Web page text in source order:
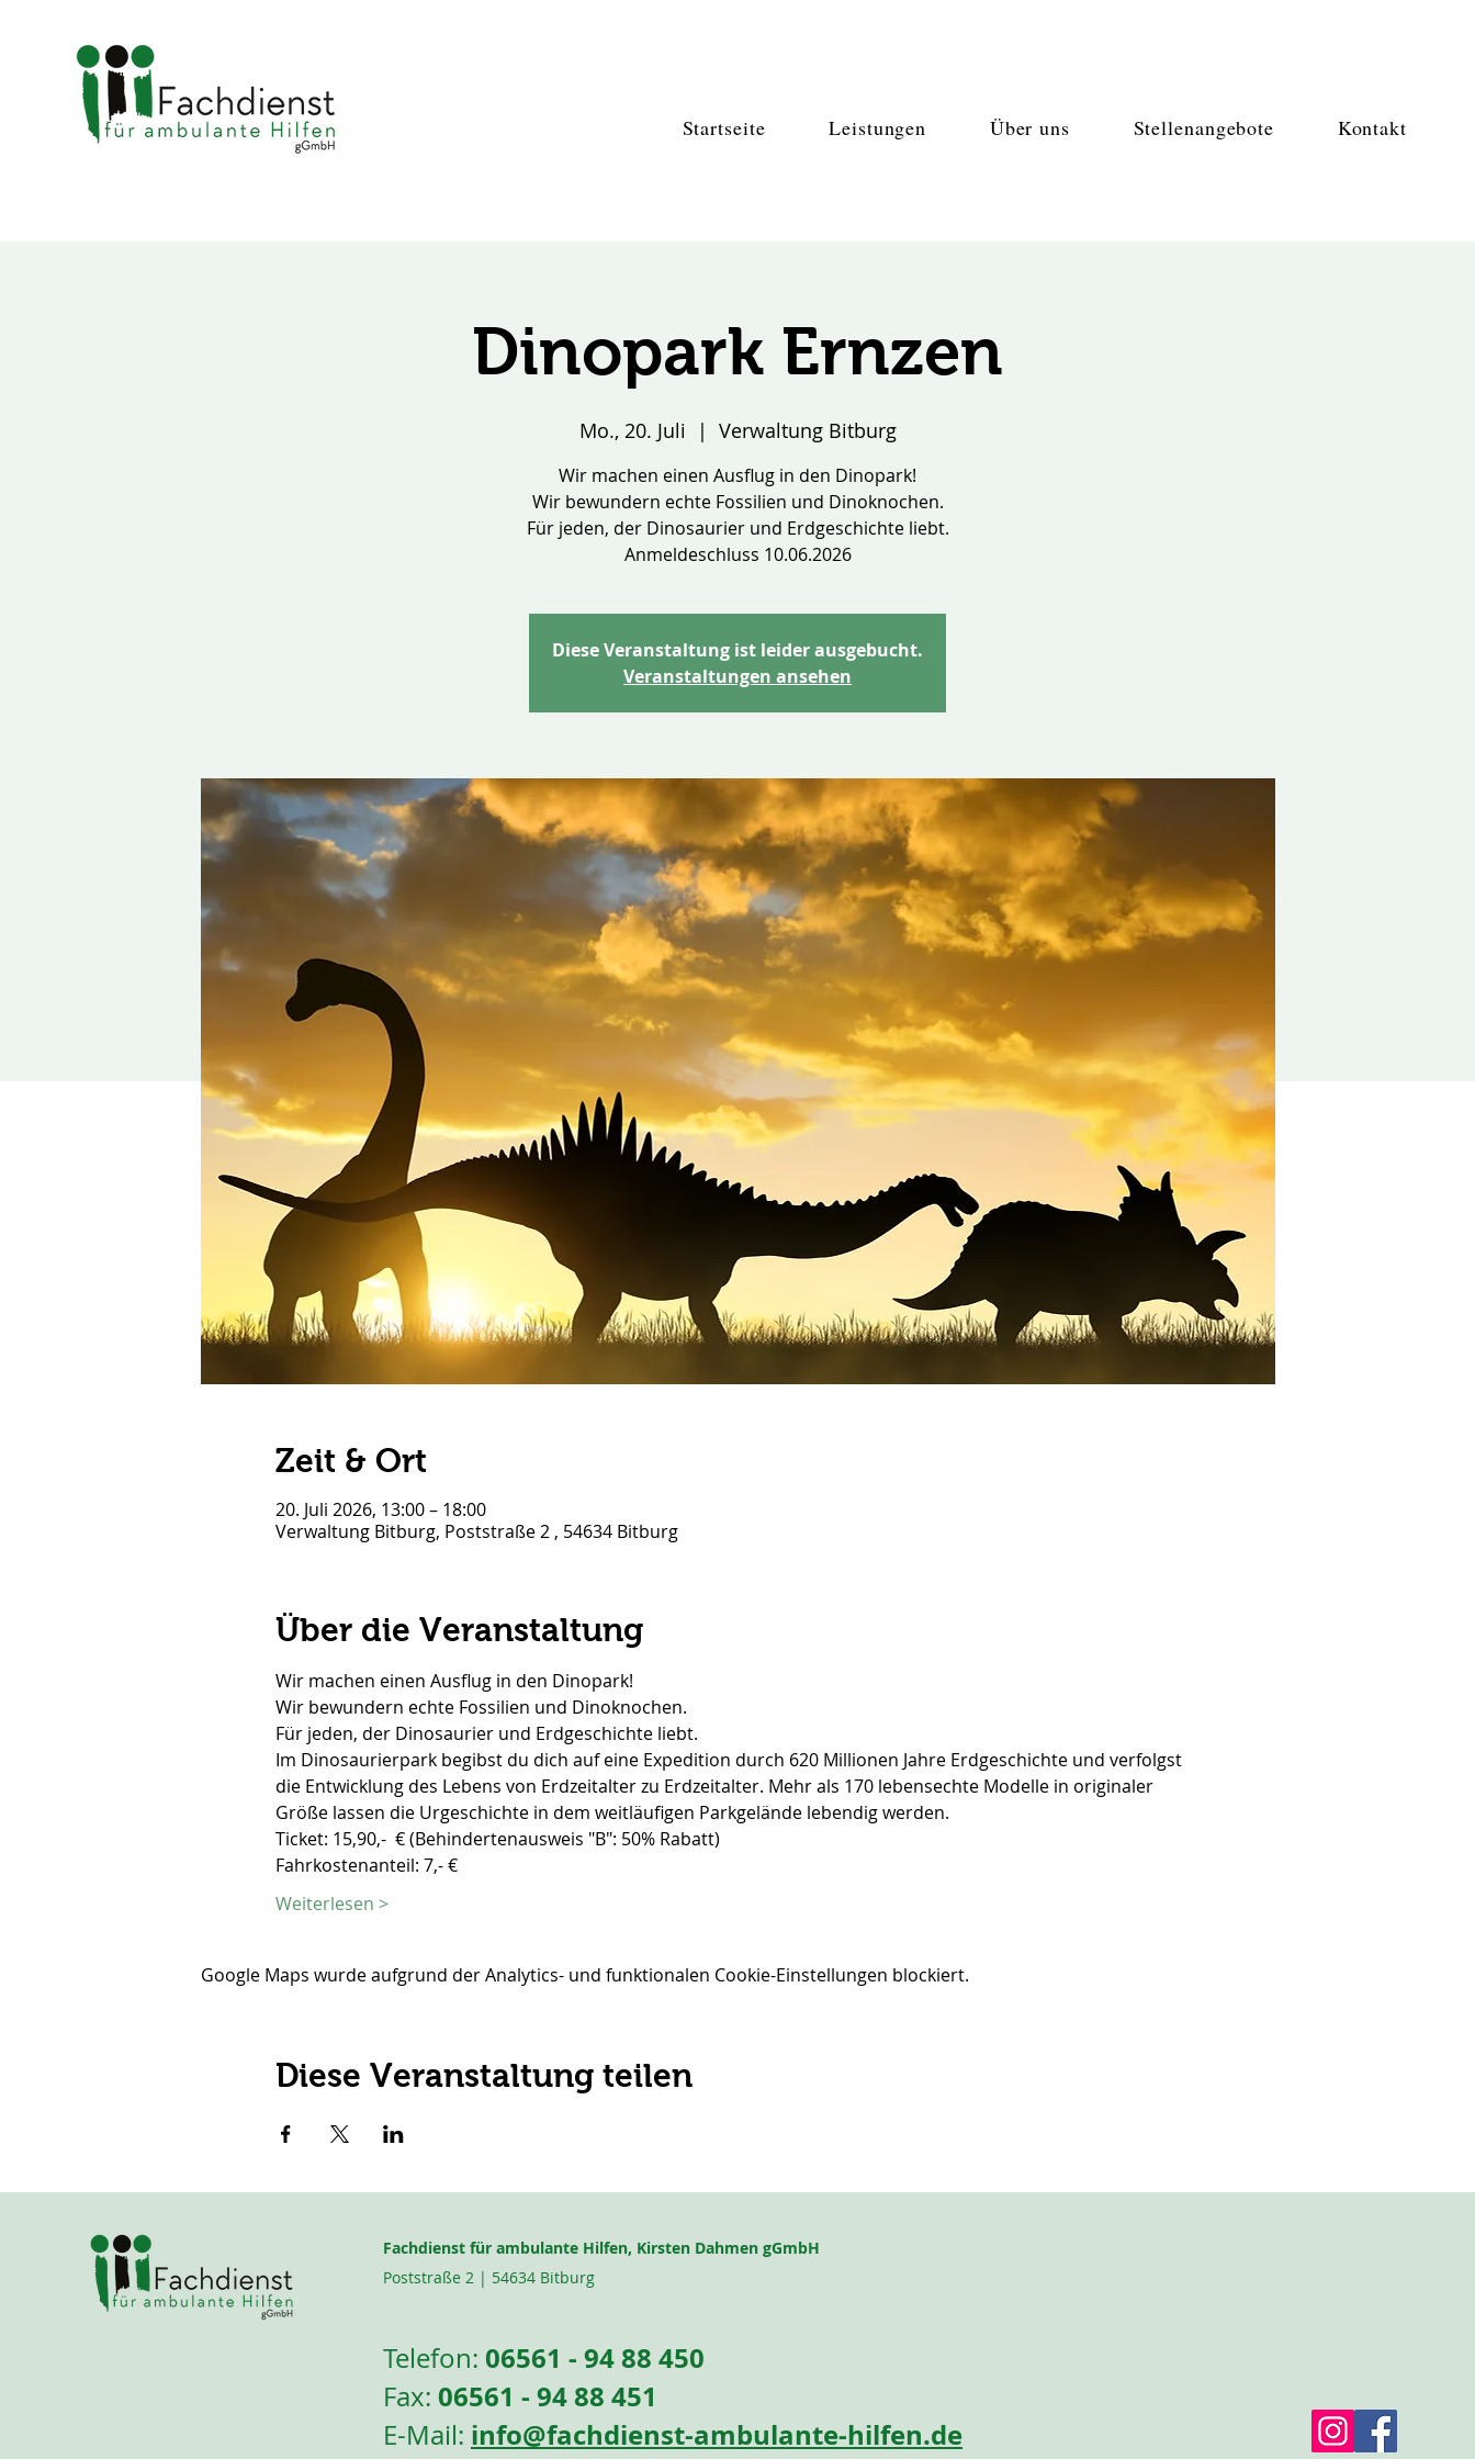
Startseite Leistungen Über uns Stellenangebote Kontakt
Dinopark Ernzen
Mo., 20. Juli
  |
Verwaltung Bitburg
Wir machen einen Ausflug in den Dinopark!
Wir bewundern echte Fossilien und Dinoknochen.
Für jeden, der Dinosaurier und Erdgeschichte liebt.
Anmeldeschluss 10.06.2026
Diese Veranstaltung ist leider ausgebucht.
Veranstaltungen ansehen
Zeit & Ort
20. Juli 2026, 13:00 – 18:00
Verwaltung Bitburg, Poststraße 2 , 54634 Bitburg
Über die Veranstaltung
Wir machen einen Ausflug in den Dinopark!
Wir bewundern echte Fossilien und Dinoknochen.
Für jeden, der Dinosaurier und Erdgeschichte liebt.
Im Dinosaurierpark begibst du dich auf eine Expedition durch 620 Millionen Jahre Erdgeschichte und verfolgst
die Entwicklung des Lebens von Erdzeitalter zu Erdzeitalter. Mehr als 170 lebensechte Modelle in originaler
Größe lassen die Urgeschichte in dem weitläufigen Parkgelände lebendig werden.
Ticket: 15,90,-  € (Behindertenausweis "B": 50% Rabatt)
Fahrkostenanteil: 7,- €
Weiterlesen >
Google Maps wurde aufgrund der Analytics- und funktionalen Cookie-Einstellungen blockiert.
Diese Veranstaltung teilen
Fachdienst für ambulante Hilfen, Kirsten Dahmen gGmbH
Poststraße 2 | 54634 Bitburg
Telefon: 06561 - 94 88 450
Fax: 06561 - 94 88 451
E-Mail: info@fachdienst-ambulante-hilfen.de